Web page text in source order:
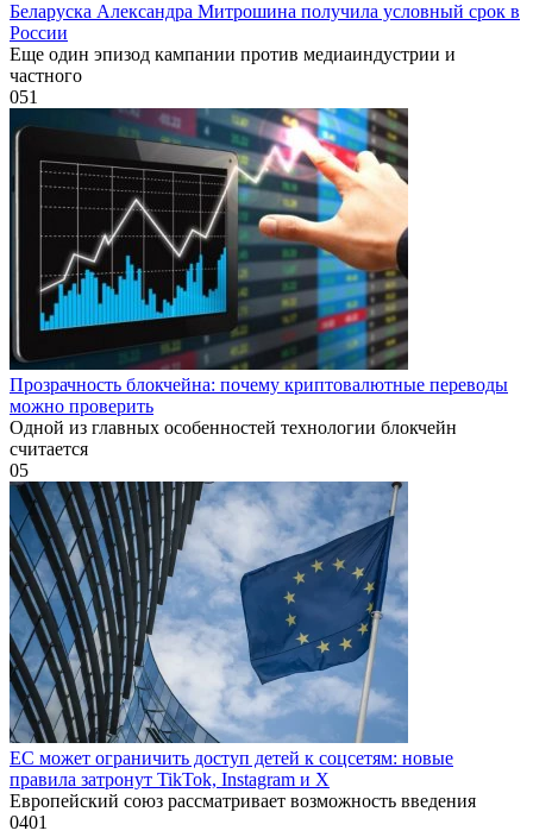
Беларуска Александра Митрошина получила условный срок в
России
Еще один эпизод кампании против медиаиндустрии и
частного
051
Прозрачность блокчейна: почему криптовалютные переводы
можно проверить
Одной из главных особенностей технологии блокчейн
считается
05
ЕС может ограничить доступ детей к соцсетям: новые
правила затронут TikTok, Instagram и X
Европейский союз рассматривает возможность введения
0401